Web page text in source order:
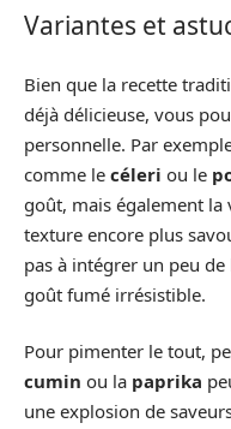
Variantes et
Bien que la recette
déjà délicieuse, vous
personnelle. Par
comme le céleri ou le
goût, mais également
texture encore plus
pas à intégrer un peu
goût fumé irrésistible.
Pour pimenter le tout,
cumin ou la paprika
une explosion de